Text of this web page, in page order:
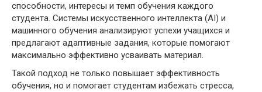
способности, интересы и темп обучения каждого
студента. Системы искусственного интеллекта (AI) и
машинного обучения анализируют успехи учащихся и
предлагают адаптивные задания, которые помогают
максимально эффективно усваивать материал.
Такой подход не только повышает эффективность
обучения, но и помогает студентам избежать стресса,